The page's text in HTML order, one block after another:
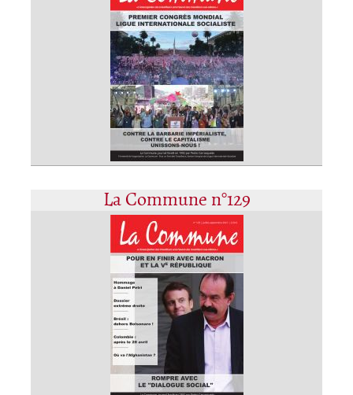
La Commune n°129